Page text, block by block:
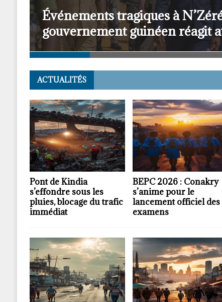
Général Mamadi Doumbouya
guinéenne
ACTUALITÉS
Pont de Kindia
s’effondre sous les
pluies, blocage du trafic
immédiat
BEPC 2026 : Conakry
s’anime pour le
lancement officiel des
examens